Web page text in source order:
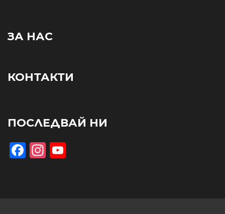
ЗА НАС
КОНТАКТИ
ПОСЛЕДВАЙ НИ
Facebook
Instagram